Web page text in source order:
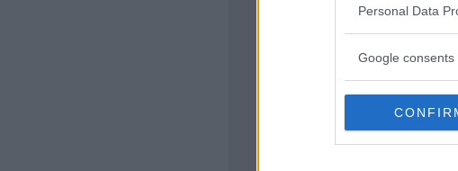
Personal Data
Google consents